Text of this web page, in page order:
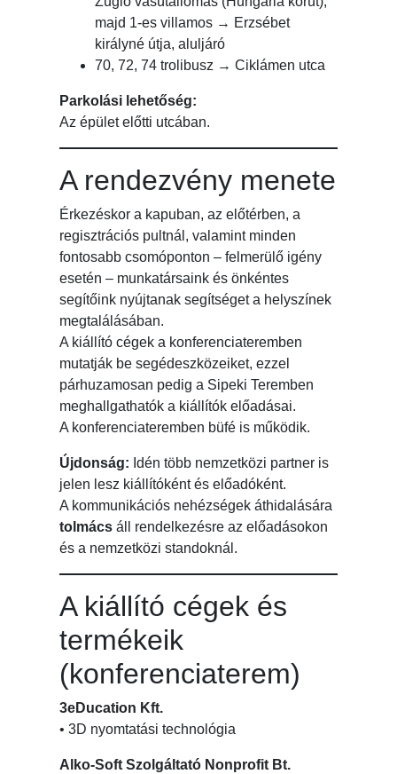
majd 1-es villamos → Erzsébet
királyné útja, aluljáró
70, 72, 74 trolibusz → Ciklámen utca
Parkolási lehetőség:
Az épület előtti utcában.
A rendezvény menete
Érkezéskor a kapuban, az előtérben, a
regisztrációs pultnál, valamint minden
fontosabb csomóponton – felmerülő igény
esetén – munkatársaink és önkéntes
segítőink nyújtanak segítséget a helyszínek
megtalálásában.
A kiállító cégek a konferenciateremben
mutatják be segédeszközeiket, ezzel
párhuzamosan pedig a Sipeki Teremben
meghallgathatók a kiállítók előadásai.
A konferenciateremben büfé is működik.
Újdonság: Idén több nemzetközi partner is
jelen lesz kiállítóként és előadóként.
A kommunikációs nehézségek áthidalására
tolmács áll rendelkezésre az előadásokon
és a nemzetközi standoknál.
A kiállító cégek és
termékeik
(konferenciaterem)
3eDucation Kft.
• 3D nyomtatási technológia
Alko-Soft Szolgáltató Nonprofit Bt.